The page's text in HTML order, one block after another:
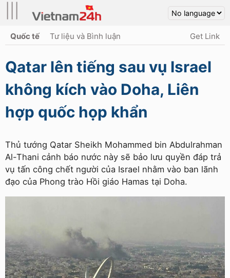
Quốc tế Tư liệu và Bình luận Get Link
Qatar lên tiếng sau vụ Israel
không kích vào Doha, Liên
hợp quốc họp khẩn
Thủ tướng Qatar Sheikh Mohammed bin Abdulrahman
Al-Thani cảnh báo nước này sẽ bảo lưu quyền đáp trả
vụ tấn công chết người của Israel nhằm vào ban lãnh
đạo của Phong trào Hồi giáo Hamas tại Doha.